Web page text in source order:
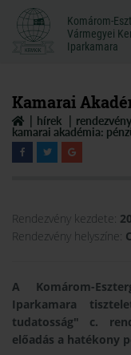
Komárom-
Vármegyei
Iparkamara
Komárom-
Vármegyei
Iparkamara
Kamarai
hírek
kamarai akadémia:
Rendezvény kezdete:
Rendezvény helyszíne:
A Komárom-
Iparkamara
tudatosság" c.
előadás a hatékony